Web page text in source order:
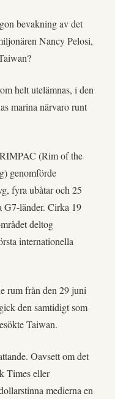
bevakning av det
Nancy Pelosi,
helt utelämnas, i den
marina närvaro runt
(Rim of the
genomförde
fyra ubåtar och 25
G7-länder. Cirka 19
deltog
internationella
rum från den 29 juni
den samtidigt som
Taiwan.
Oavsett om det
Times eller
medierna en